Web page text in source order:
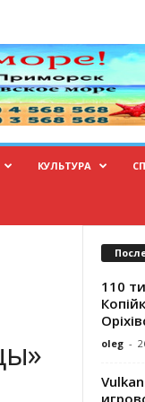
КУЛЬТУРА
110
oleg -